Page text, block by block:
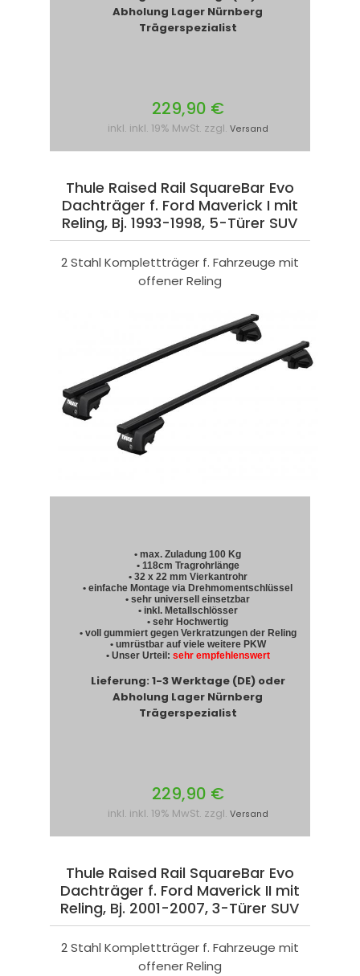
Abholung Lager Nürnberg
Trägerspezialist
229,90 €
inkl. inkl. 19% MwSt. zzgl. Versand
Thule Raised Rail SquareBar Evo
Dachträger f. Ford Maverick I mit
Reling, Bj. 1993-1998, 5-Türer SUV
2 Stahl Komplettträger f. Fahrzeuge mit
offener Reling
• max. Zuladung 100 Kg
• 118cm Tragrohrlänge
• 32 x 22 mm Vierkantrohr
• einfache Montage via Drehmomentschlüssel
• sehr universell einsetzbar
• inkl. Metallschlösser
• sehr Hochwertig
• voll gummiert gegen Verkratzungen der Reling
• umrüstbar auf viele weitere PKW
• Unser Urteil: sehr empfehlenswert
Lieferung: 1-3 Werktage (DE) oder
Abholung Lager Nürnberg
Trägerspezialist
229,90 €
inkl. inkl. 19% MwSt. zzgl. Versand
Thule Raised Rail SquareBar Evo
Dachträger f. Ford Maverick II mit
Reling, Bj. 2001-2007, 3-Türer SUV
2 Stahl Komplettträger f. Fahrzeuge mit
offener Reling